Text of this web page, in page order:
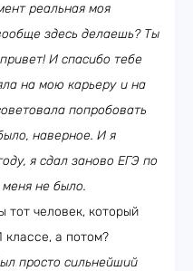
реальная моя
здесь делаешь? Ты
И спасибо тебе
на мою карьеру и на
попробовать
наверное. И я
я сдал заново ЕГЭ по
не было.
тот человек, который
классе, а потом?
просто сильнейший